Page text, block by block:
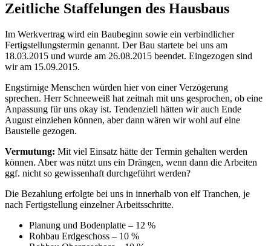
Zeitliche Staffelungen des Hausbaus
Im Werkvertrag wird ein Baubeginn sowie ein verbindlicher
Fertigstellungstermin genannt. Der Bau startete bei uns am
18.03.2015 und wurde am 26.08.2015 beendet. Eingezogen sind
wir am 15.09.2015.
Engstirnige Menschen würden hier von einer Verzögerung
sprechen. Herr Schneeweiß hat zeitnah mit uns gesprochen, ob eine
Anpassung für uns okay ist. Tendenziell hätten wir auch Ende
August einziehen können, aber dann wären wir wohl auf eine
Baustelle gezogen.
Vermutung: Mit viel Einsatz hätte der Termin gehalten werden
können. Aber was nützt uns ein Drängen, wenn dann die Arbeiten
ggf. nicht so gewissenhaft durchgeführt werden?
Die Bezahlung erfolgte bei uns in innerhalb von elf Tranchen, je
nach Fertigstellung einzelner Arbeitsschritte.
Planung und Bodenplatte – 12 %
Rohbau Erdgeschoss – 10 %